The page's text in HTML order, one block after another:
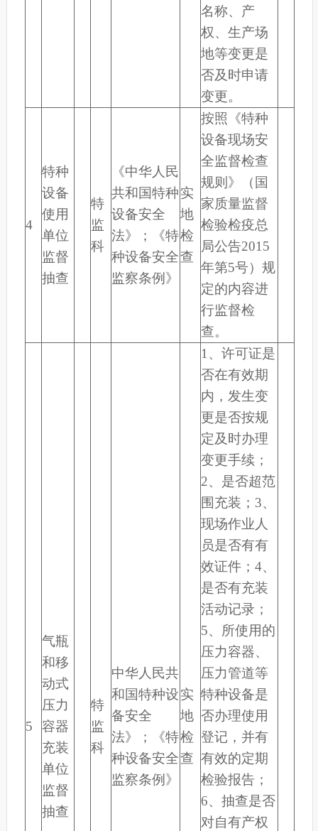
名称、产
权、生产场
地等变更是
否及时申请
变更。
4
特种
设备
使用
单位
监督
抽查
特
监
科
《中华人民
共和国特种
设备安全
法》；《特
种设备安全
监察条例》
实
地
检
查
按照《特种
设备现场安
全监督检查
规则》（国
家质量监督
检验检疫总
局公告2015
年第5号）规
定的内容进
行监督检
查。
5
气瓶
和移
动式
压力
容器
充装
单位
监督
抽查
特
监
科
中华人民共
和国特种设
备安全
法》；《特
种设备安全
监察条例》
实
地
检
查
1、许可证是
否在有效期
内，发生变
更是否按规
定及时办理
变更手续；
2、是否超范
围充装；3、
现场作业人
员是否有有
效证件；4、
是否有充装
活动记录；
5、所使用的
压力容器、
压力管道等
特种设备是
否办理使用
登记，并有
有效的定期
检验报告；
6、抽查是否
对自有产权